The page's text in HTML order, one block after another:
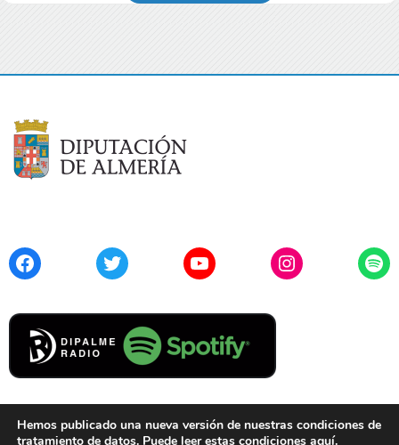
FacebookTwitter YouTubeInstagram
Hemos publicado una nueva versión de nuestras condiciones de
tratamiento de datos. Puede leer estas condiciones aquí.